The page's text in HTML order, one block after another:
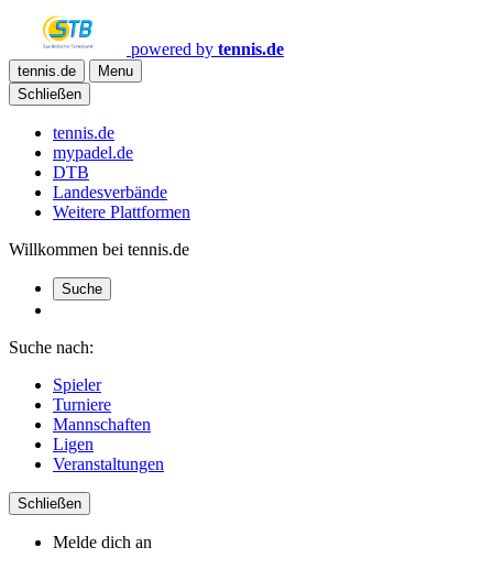
powered by tennis.de
tennis.de
Menu
Schließen
tennis.de
mypadel.de
DTB
Landesverbände
Weitere Plattformen
Willkommen bei tennis.de
Suche
Suche nach:
Spieler
Turniere
Mannschaften
Ligen
Veranstaltungen
Schließen
Melde dich an